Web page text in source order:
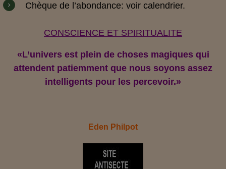
Chèque de l’abondance: voir calendrier.
CONSCIENCE ET SPIRITUALITE
«L’univers est plein de choses magiques qui
attendent patiemment que nous soyons assez
intelligents pour les percevoir.»
Eden Philpot